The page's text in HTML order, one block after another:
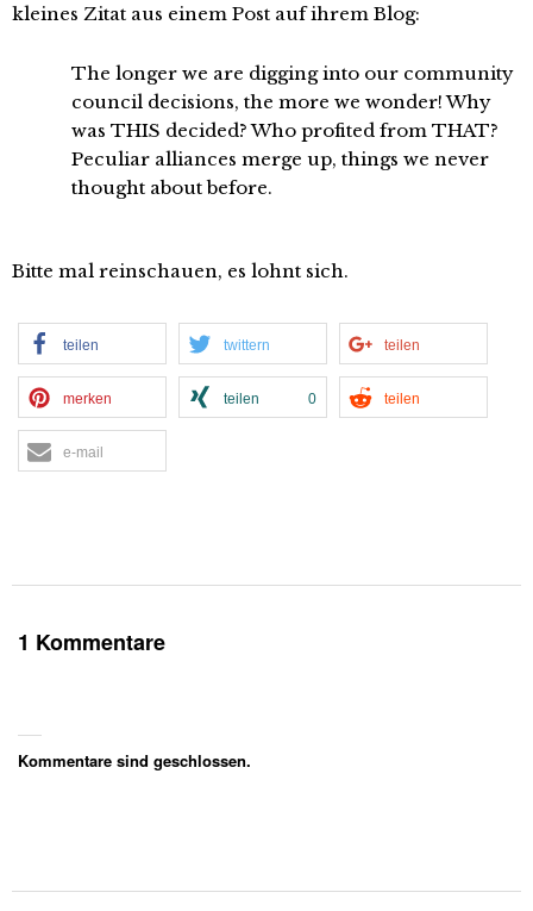
kleines Zitat aus einem Post auf ihrem Blog:
The longer we are digging into our community
council decisions, the more we wonder! Why
was THIS decided? Who profited from THAT?
Peculiar alliances merge up, things we never
thought about before.
Bitte mal reinschauen, es lohnt sich.
teilen twittern teilen
merken teilen 0 teilen
e-mail
1 Kommentare
Kommentare sind geschlossen.